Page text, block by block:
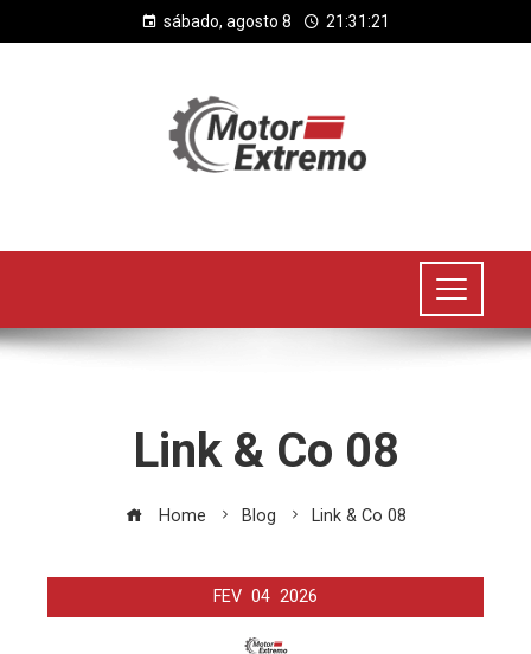
sábado, agosto 8 21:31:22
Link & Co 08
Home Blog Link & Co 08
FEV 04 2026